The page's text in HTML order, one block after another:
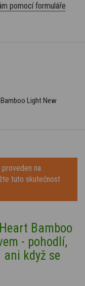
pomocí formuláře
Light New
proveden na
tuto skutečnost
Bamboo
- pohodlí,
když se